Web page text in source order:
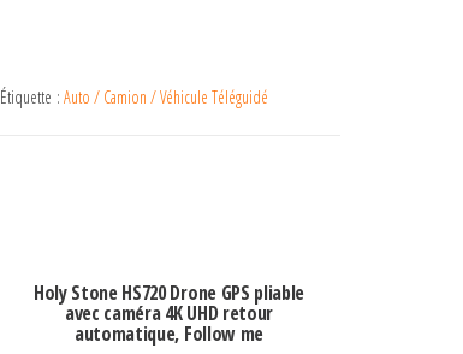
Étiquette : Auto / Camion / Véhicule Téléguidé
Holy Stone HS720 Drone GPS pliable
avec caméra 4K UHD retour
automatique, Follow me